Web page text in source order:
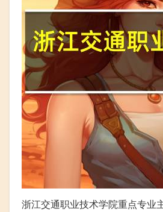
浙江交通职业技术学院重点专业